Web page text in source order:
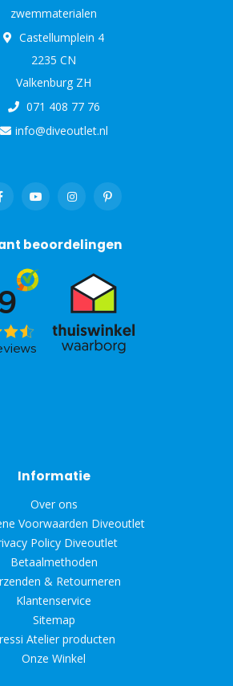
zwemmaterialen
Castellumplein 4
2235 CN
Valkenburg ZH
071 408 77 76
info@diveoutlet.nl
beoordelingen
Informatie
Over ons
Voorwaarden Diveoutlet
Policy Diveoutlet
Betaalmethoden
& Retourneren
Klantenservice
Sitemap
Atelier producten
Onze Winkel